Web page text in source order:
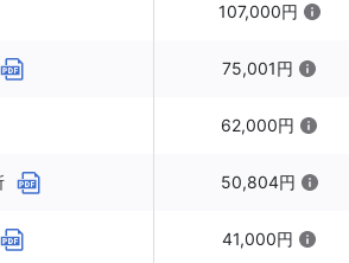
107,000円
75,001円
62,000円
50,804円
41,000円